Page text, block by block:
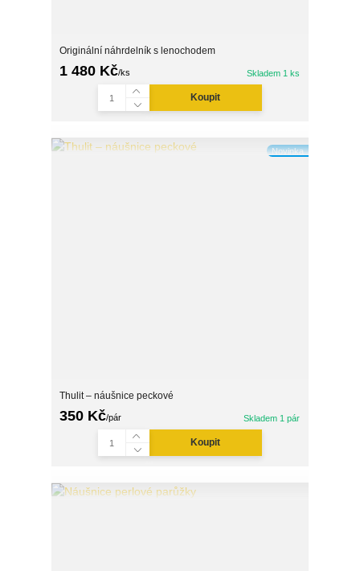
Originální náhrdelník s lenochodem
1 480 Kč/ks Skladem 1 ks
Koupit
Novinka
Thulit – náušnice peckové
350 Kč/pár Skladem 1 pár
Koupit